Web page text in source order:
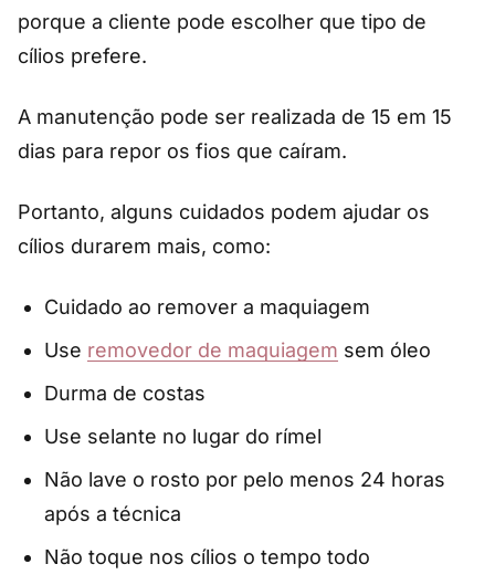
porque a cliente pode escolher que tipo de
cílios prefere.
A manutenção pode ser realizada de 15 em 15
dias para repor os fios que caíram.
Portanto, alguns cuidados podem ajudar os
cílios durarem mais, como:
Cuidado ao remover a maquiagem
Use removedor de maquiagem sem óleo
Durma de costas
Use selante no lugar do rímel
Não lave o rosto por pelo menos 24 horas
após a técnica
Não toque nos cílios o tempo todo